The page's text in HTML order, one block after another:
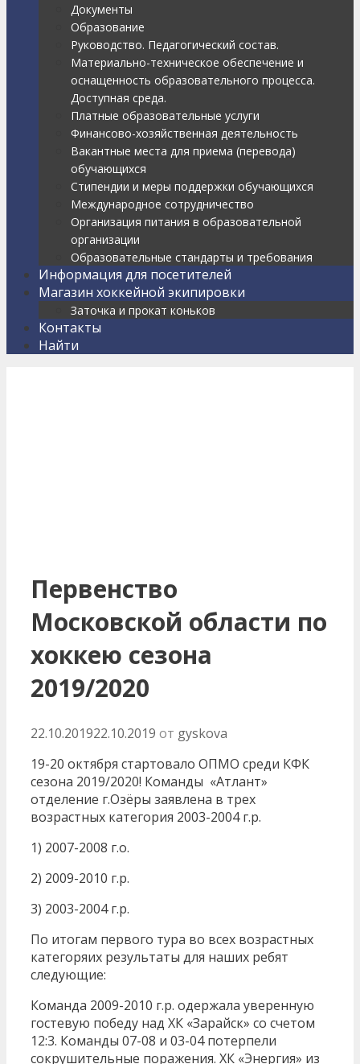
Документы
Образование
Руководство. Педагогический состав.
Материально-техническое обеспечение и
оснащенность образовательного процесса.
Доступная среда.
Платные образовательные услуги
Финансово-хозяйственная деятельность
Вакантные места для приема (перевода)
обучающихся
Стипендии и меры поддержки обучающихся
Международное сотрудничество
Организация питания в образовательной
организации
Образовательные стандарты и требования
Информация для посетителей
Магазин хоккейной экипировки
Заточка и прокат коньков
Контакты
Найти
Первенство
Московской области по
хоккею сезона
2019/2020
22.10.201922.10.2019 от gyskova
19-20 октября стартовало ОПМО среди КФК
сезона 2019/2020! Команды «Атлант»
отделение г.Озёры заявлена в трех
возрастных категория 2003-2004 г.р.
1) 2007-2008 г.о.
2) 2009-2010 г.р.
3) 2003-2004 г.р.
По итогам первого тура во всех возрастных
категоряих результаты для наших ребят
следующие:
Команда 2009-2010 г.р. одержала уверенную
гостевую победу над ХК «Зарайск» со счетом
12:3. Команды 07-08 и 03-04 потерпели
сокрушительные поражения. ХК «Энергия» из